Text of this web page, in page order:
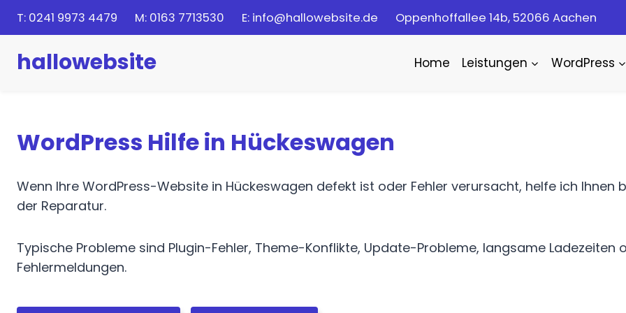
T: 0241 9973 4479 M: 0163 7713530 E: info@hallowebsite.de Oppenhoffallee 14b, 52066 Aachen
hallowebsite Home Leistungen WordPress
WordPress Hilfe in Hückeswagen
Wenn Ihre WordPress-Website in Hückeswagen defekt ist oder Fehler verursacht, helfe ich Ihnen
der Reparatur.
Typische Probleme sind Plugin-Fehler, Theme-Konflikte, Update-Probleme, langsame Ladezeiten
Fehlermeldungen.